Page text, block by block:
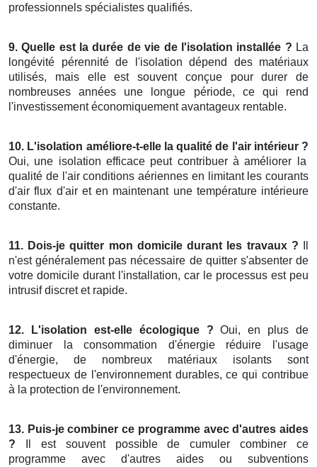
professionnels spécialistes qualifiés.
9. Quelle est la durée de vie de l'isolation installée ? La
longévité pérennité de l'isolation dépend des matériaux
utilisés, mais elle est souvent conçue pour durer de
nombreuses années une longue période, ce qui rend
l'investissement économiquement avantageux rentable.
10. L'isolation améliore-t-elle la qualité de l'air intérieur ?
Oui, une isolation efficace peut contribuer à améliorer la
qualité de l'air conditions aériennes en limitant les courants
d'air flux d'air et en maintenant une température intérieure
constante.
11. Dois-je quitter mon domicile durant les travaux ?
n'est généralement pas nécessaire de quitter s'absenter de
votre domicile durant l'installation, car le processus est peu
intrusif discret et rapide.
12. L'isolation est-elle écologique ? Oui, en plus de
diminuer la consommation d'énergie réduire l'usage
d'énergie, de nombreux matériaux isolants sont
respectueux de l'environnement durables, ce qui contribue
à la protection de l'environnement.
13. Puis-je combiner ce programme avec d'autres aides
? Il est souvent possible de cumuler combiner ce
programme avec d'autres aides ou subventions